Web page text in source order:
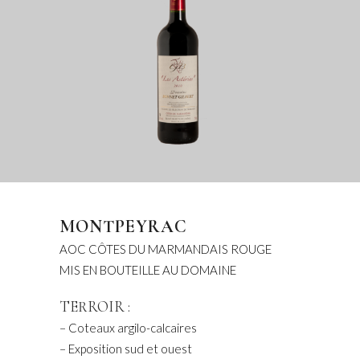
MONTPEYRAC
AOC CÔTES DU MARMANDAIS ROUGE
MIS EN BOUTEILLE AU DOMAINE
TERROIR :
– Coteaux argilo-calcaires
– Exposition sud et ouest